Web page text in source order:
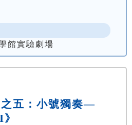
館實驗劇場
之五：小號獨奏—